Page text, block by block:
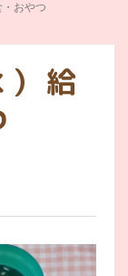
おやつ
給